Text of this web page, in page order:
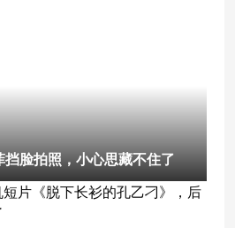
脸拍照，小心思藏不住了
短片《脱下长衫的孔乙刁》，后